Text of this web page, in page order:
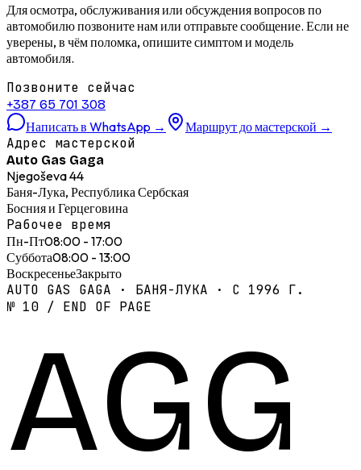
Для осмотра, обслуживания или обсуждения вопросов по
автомобилю позвоните нам или отправьте сообщение. Если не
уверены, в чём поломка, опишите симптом и модель
автомобиля.
Позвоните сейчас
+387 65 701 308
Написать в WhatsApp → Маршрут до мастерской →
Адрес мастерской
Auto Gas Gaga
Njegoševa 44
Баня-Лука, Республика Сербская
Босния и Герцеговина
Рабочее время
Пн-Пт08:00 - 17:00
Суббота08:00 - 13:00
ВоскресеньеЗакрыто
AUTO GAS GAGA · БАНЯ-ЛУКА · С 1996 Г.
№ 10 / END OF PAGE
AGG